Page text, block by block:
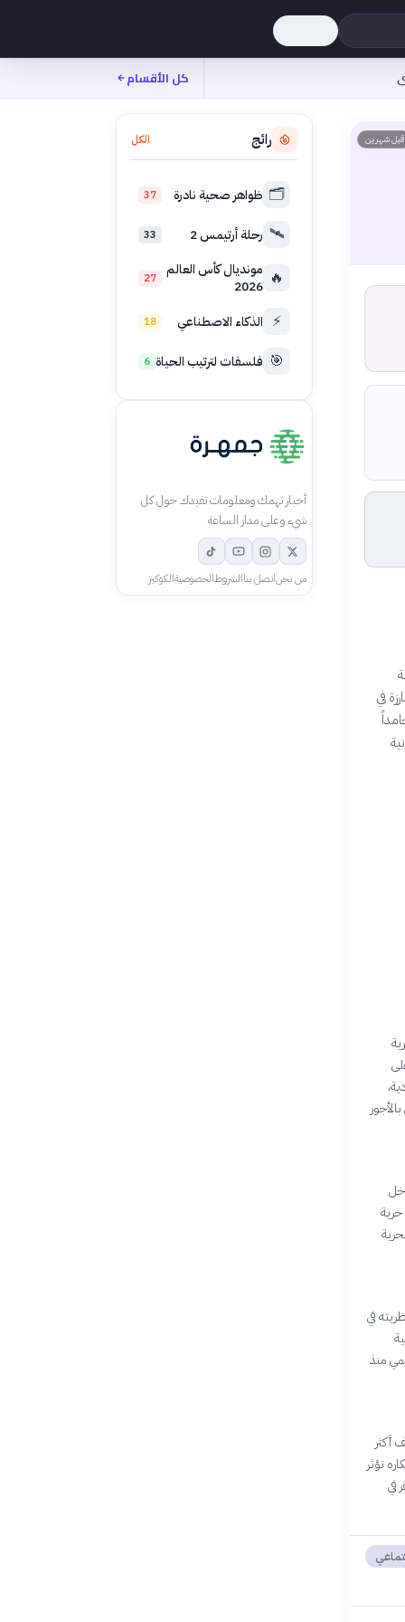
كل الأقسام
قبل شهرين
1998 لإسهاماته البارزة في
حرية
في
منذ
أكثر
العدالة'. في عام 2025، لا تزال أفكاره تؤثر
في
رائج الكل
🗂️ ظواهر صحية نادرة 37
🛰️ رحلة أرتيمس 2 33
🔥 مونديال كأس العالم
2026
27
⚡ الذكاء الاصطناعي 18
🎯 فلسفات لترتيب الحياة 6
أخبار تهمك ومعلومات تفيدك حول كل
شيء وعلى مدار الساعة
من نحناتصل بناالشروطالخصوصيةالكوكيز